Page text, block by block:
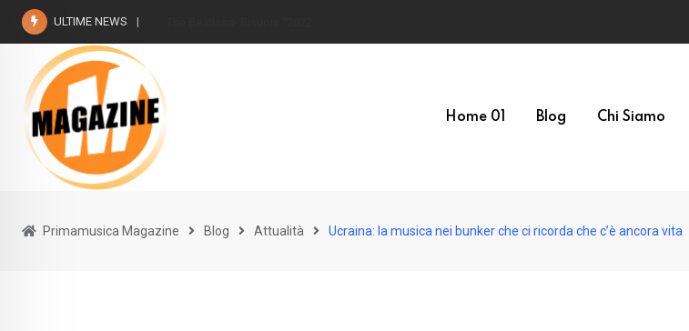
Skip
content
ULTIME NEWS
Home 01 Blog Chi Siamo
Primamusica Magazine Blog Attualità Ucraina: la musica nei bunker che ci ricorda che c’è ancora vita